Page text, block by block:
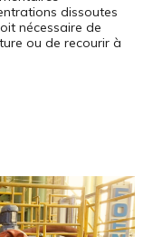
dissoutes
nécessaire de
ou de recourir à